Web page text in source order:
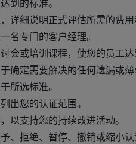
到的标准。
细说明正式评估所需的费用
专门的客户经理。
或培训课程，使您的员工达
定需要解决的任何遗漏或薄
所选标准。
您的认证范围。
支持您的持续改进活动。
拒绝、暂停、撤销或缩小认